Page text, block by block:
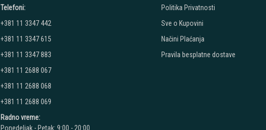
Telefoni:
+381 11 3347 442
+381 11 3347 615
+381 11 3347 883
+381 11 2688 067
+381 11 2688 068
+381 11 2688 069
Radno vreme:
Ponedeljak - Petak: 9:00 - 20:00
Politika Privatnosti
Sve o Kupovini
Načini Plaćanja
Pravila besplatne dostave